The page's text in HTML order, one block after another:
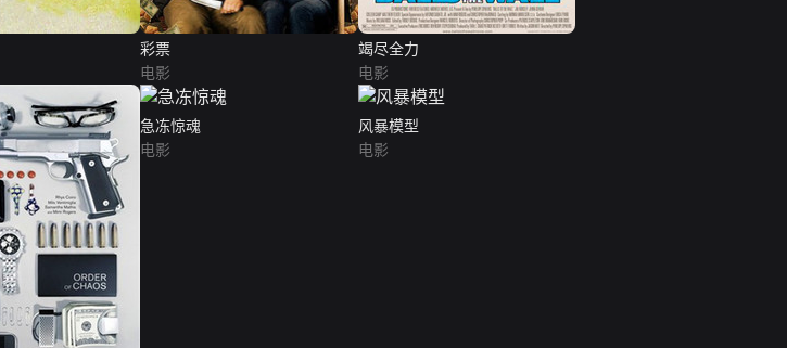
彩票
电影
竭尽全力
电影
急冻惊魂
电影
风暴模型
电影